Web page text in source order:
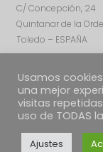
C/ Concepción, 24
Quintanar de la
Toledo – ESPAÑA
Usamos
una mejor
visitas
uso de TODAS
Ajustes